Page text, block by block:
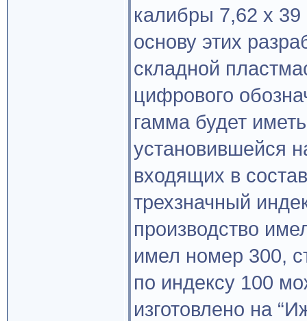
калибры 7,62 х
основу этих
складной
цифрового
гамма будет
установившейся
входящих в
трехзначный
производство
имел номер 300,
по индексу 100
изготовлено на